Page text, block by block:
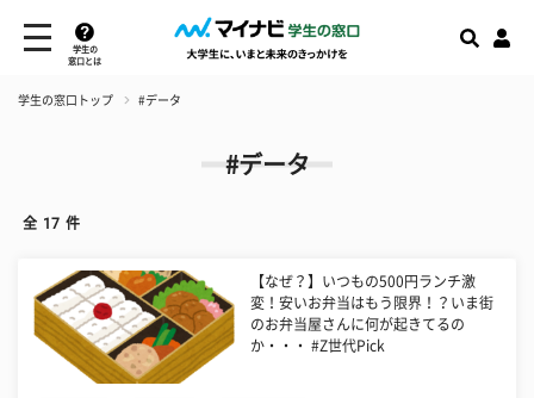
学生の
窓口とは
学生の窓口トップ #データ
#データ
全 17 件
【なぜ？】いつもの500円ランチ激
変！安いお弁当はもう限界！？いま街
のお弁当屋さんに何が起きてるの
か・・・ #Z世代Pick